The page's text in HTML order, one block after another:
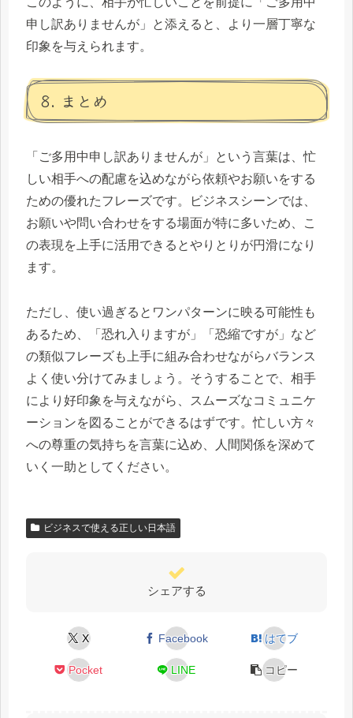
申し訳ありませんが」と添えると、より一層丁寧な
印象を与えられます。
8. まとめ
「ご多用中申し訳ありませんが」という言葉は、忙
しい相手への配慮を込めながら依頼やお願いをする
ための優れたフレーズです。ビジネスシーンでは、
お願いや問い合わせをする場面が特に多いため、こ
の表現を上手に活用できるとやりとりが円滑になり
ます。
ただし、使い過ぎるとワンパターンに映る可能性も
あるため、「恐れ入りますが」「恐縮ですが」など
の類似フレーズも上手に組み合わせながらバランス
よく使い分けてみましょう。そうすることで、相手
により好印象を与えながら、スムーズなコミュニケ
ーションを図ることができるはずです。忙しい方々
への尊重の気持ちを言葉に込め、人間関係を深めて
いく一助としてください。
ビジネスで使える正しい日本語
シェアする
X Facebook はてブ
Pocket LINE コピー